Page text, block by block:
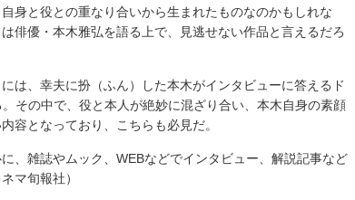
身と役との重なり合いから生まれたものなのかもしれな
俳優・本木雅弘を語る上で、見逃せない作品と言えるだろ
は、幸夫に扮（ふん）した本木がインタビューに答えるド
その中で、役と本人が絶妙に混ざり合い、本木自身の素顔
容となっており、こちらも必見だ。
、雑誌やムック、WEBなどでインタビュー、解説記事など
マ旬報社）